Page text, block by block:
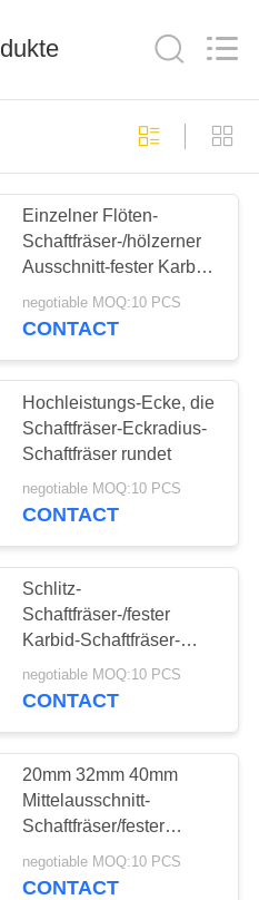
27
Einzelner Flöten-
Schaftfräser-/hölzerner
Ausschnitt-fester Karbid-
Schaftfräser-
negotiable MOQ:10 PCS
CONTACT
Hochleistungs-Ecke, die
Schaftfräser-Eckradius-
Schaftfräser rundet
negotiable MOQ:10 PCS
CONTACT
Schlitz-
Schaftfräser-/fester
Karbid-Schaftfräser-
Schneider-hohe Härte 1
Zoll-T
negotiable MOQ:10 PCS
CONTACT
20mm 32mm 40mm
Mittelausschnitt-
Schaftfräser/fester
Karbid-Schaftfräser-
Schneider
negotiable MOQ:10 PCS
CONTACT